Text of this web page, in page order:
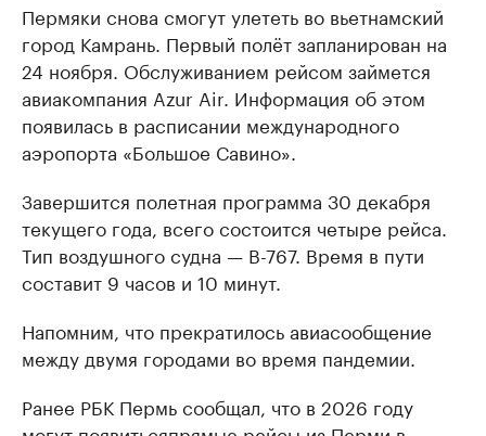
Пермяки снова смогут улететь во вьетнамский
город Камрань. Первый полёт запланирован на
24 ноября. Обслуживанием рейсом займется
авиакомпания Azur Air. Информация об этом
появилась в расписании международного
аэропорта «Большое Савино».
Завершится полетная программа 30 декабря
текущего года, всего состоится четыре рейса.
Тип воздушного судна — B-767. Время в пути
составит 9 часов и 10 минут.
Напомним, что прекратилось авиасообщение
между двумя городами во время пандемии.
Ранее РБК Пермь сообщал, что в 2026 году